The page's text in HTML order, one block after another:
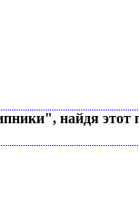
найдя этот